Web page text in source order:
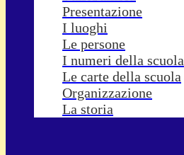
Presentazione
I luoghi
Le persone
I numeri della scuola
Le carte della scuola
Organizzazione
La storia